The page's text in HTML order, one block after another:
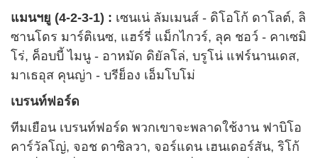
แมนฯยู (4-2-3-1) : เซนเน่ ลัมเมนส์ - ดิโอโก้ ดาโลต์, ลิ
ซานโดร มาร์ติเนซ, แฮร์รี่ แม็กไกวร์, ลุค ชอว์ - คาเซมิ
โร่, ค็อบบี้ ไมนู - อาหมัด ดิยัลโล่, บรูโน่ แฟร์นานเดส,
มาเธอุส คุนญ่า - บรีย็อง เอ็มโบโม่
เบรนท์ฟอร์ด
ทีมเยือน เบรนท์ฟอร์ด พวกเขาจะพลาดใช้งาน ฟาบิโอ
คาร์วัลโญ่, จอช ดาซิลวา, จอร์แดน เฮนเดอร์สัน, ริโก้